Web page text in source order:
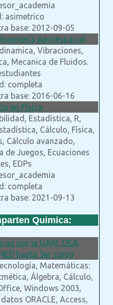
asimetrico
base: 2012-09-05
Aeroespacial
Vibraciones,
Mecanica de Fluidos.
completa
base: 2016-06-16
en Física
Estadística, R,
Cálculo, Física,
Cálculo avanzado,
de Juegos, Ecuaciones
EDPs
completa
base: 2021-09-13
Quimica:
por la UAM, DEA,
hasta 3er curso
Matemáticas:
Álgebra, Cálculo,
Windows 2003,
ORACLE, Access,